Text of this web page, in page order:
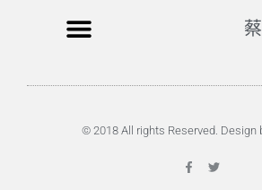
© 2018 All rights Reserved. Design